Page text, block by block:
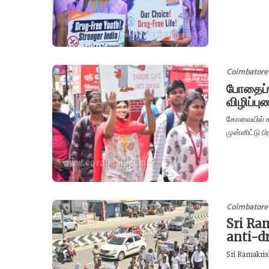
Coimbatore
கோவையில்
முன்னிட்டு
Coimbatore
Sri
anti-
Sri